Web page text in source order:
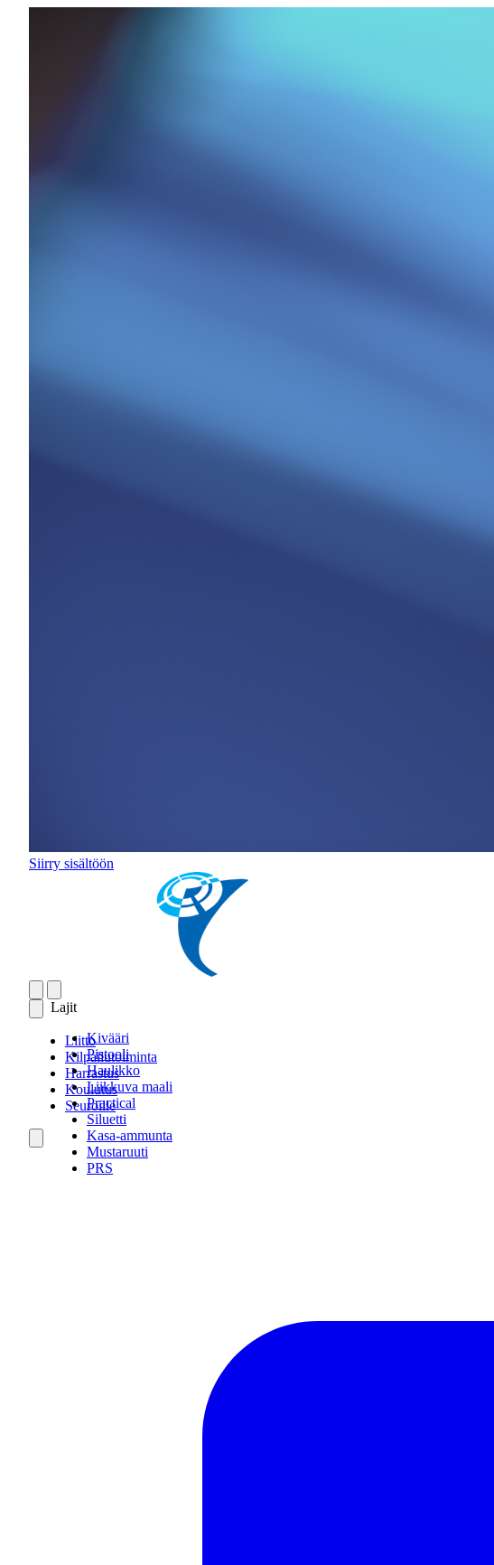
Siirry sisältöön
Lajit
Kivääri
Pistooli
Haulikko
Liikkuva maali
Practical
Siluetti
Kasa-ammunta
Mustaruuti
PRS
Liitto
Kilpailutoiminta
Harrastus
Koulutus
Seuroille